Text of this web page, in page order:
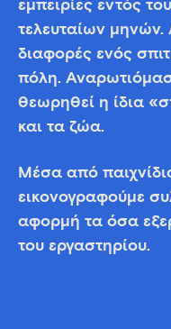
εμπειρίες εντός
τελευταίων μηνών.
διαφορές ενός
πόλη.
θεωρηθεί η ίδια
και τα ζώα.
Μέσα από
εικονογραφούμε
αφορμή τα όσα
του εργαστηρίου.